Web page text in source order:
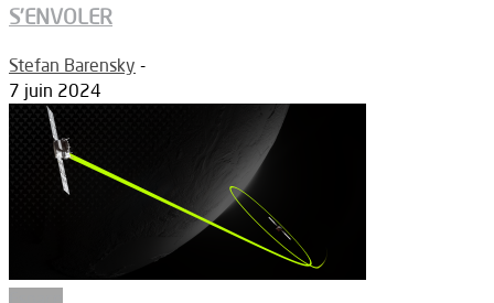
S’ENVOLER
Stefan Barensky -
7 juin 2024